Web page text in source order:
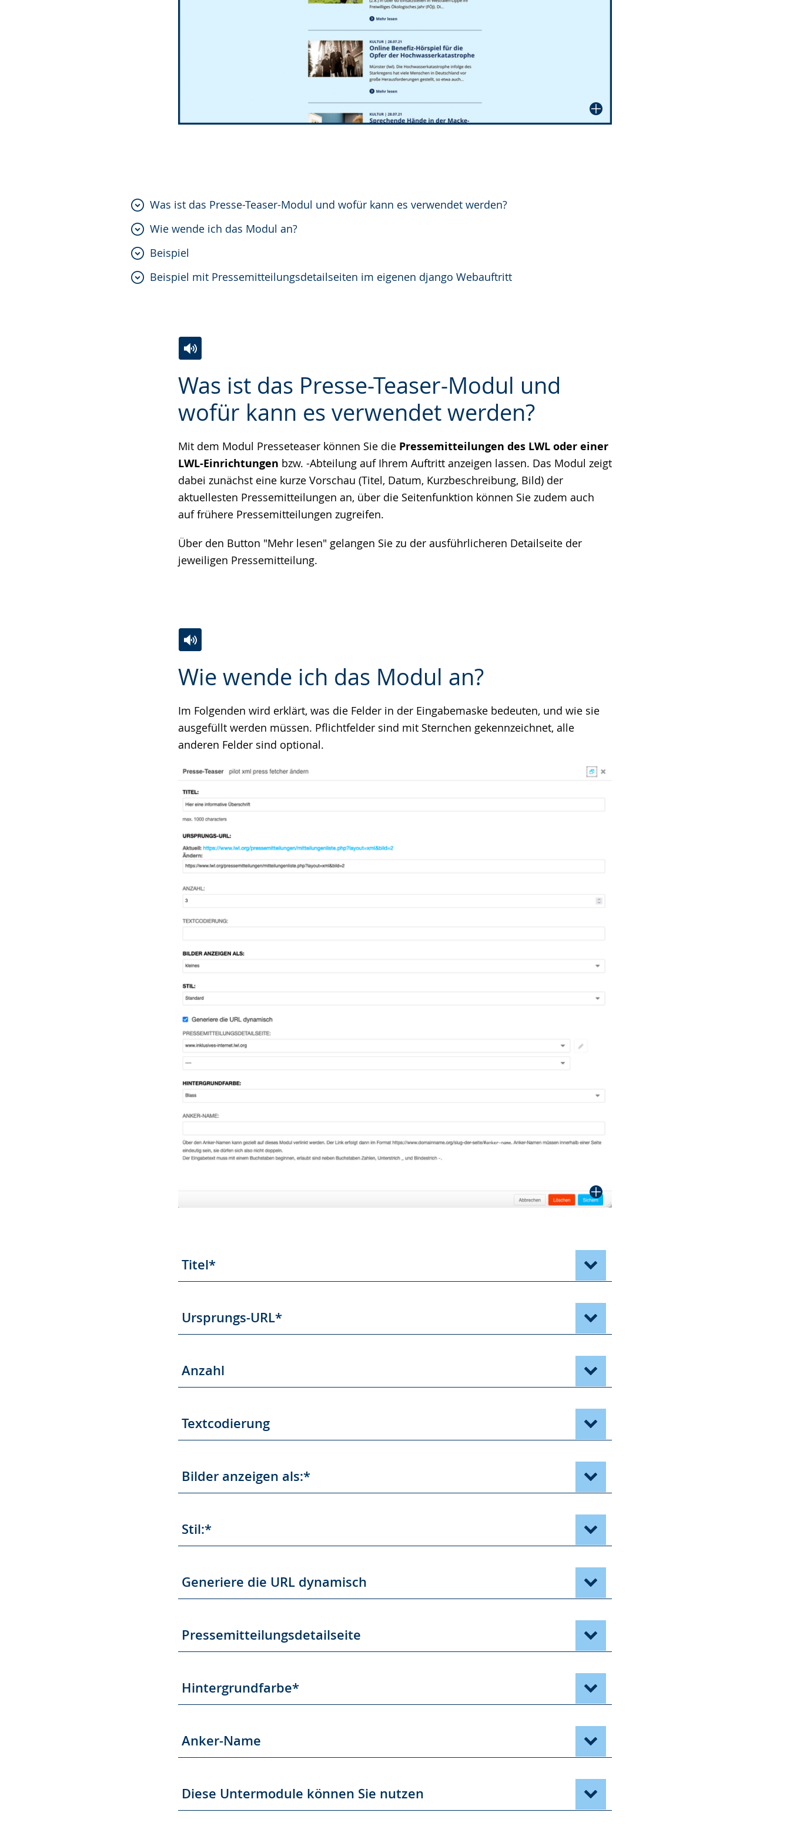
Was ist das Presse-Teaser-Modul und wofür kann es verwendet werden?
Wie wende ich das Modul an?
Beispiel
Beispiel mit Pressemitteilungsdetailseiten im eigenen django Webauftritt
Was ist das Presse-Teaser-Modul und
wofür kann es verwendet werden?
Mit dem Modul Presseteaser können Sie die Pressemitteilungen des LWL oder einer
LWL-Einrichtungen bzw. -Abteilung auf Ihrem Auftritt anzeigen lassen. Das Modul zeigt
dabei zunächst eine kurze Vorschau (Titel, Datum, Kurzbeschreibung, Bild) der
aktuellesten Pressemitteilungen an, über die Seitenfunktion können Sie zudem auch
auf frühere Pressemitteilungen zugreifen.
Über den Button "Mehr lesen" gelangen Sie zu der ausführlicheren Detailseite der
jeweiligen Pressemitteilung.
Leichten
Sprache
wechseln.
Audio-
Unterstützung.
Video
Deutscher
wird
angezeigt.
Wie wende ich das Modul an?
Im Folgenden wird erklärt, was die Felder in der Eingabemaske bedeuten, und wie sie
ausgefüllt werden müssen. Pflichtfelder sind mit Sternchen gekennzeichnet, alle
anderen Felder sind optional.
Leichten
wechseln.
Audio-
Video
Deutscher
Gebärdensprache
wird
Titel*
Ursprungs-URL*
Anzahl
Textcodierung
Bilder anzeigen als:*
Stil:*
Generiere die URL dynamisch
Pressemitteilungsdetailseite
Hintergrundfarbe*
Anker-Name
Diese Untermodule können Sie nutzen